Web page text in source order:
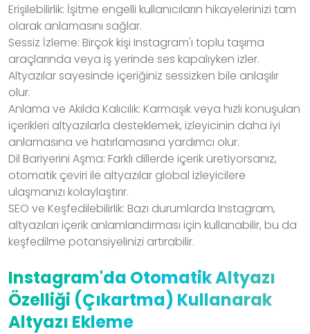
Erişilebilirlik: İşitme engelli kullanıcıların hikayelerinizi tam
olarak anlamasını sağlar.
Sessiz İzleme: Birçok kişi Instagram'ı toplu taşıma
araçlarında veya iş yerinde ses kapalıyken izler.
Altyazılar sayesinde içeriğiniz sessizken bile anlaşılır
olur.
Anlama ve Akılda Kalıcılık: Karmaşık veya hızlı konuşulan
içerikleri altyazılarla desteklemek, izleyicinin daha iyi
anlamasına ve hatırlamasına yardımcı olur.
Dil Bariyerini Aşma: Farklı dillerde içerik üretiyorsanız,
otomatik çeviri ile altyazılar global izleyicilere
ulaşmanızı kolaylaştırır.
SEO ve Keşfedilebilirlik: Bazı durumlarda Instagram,
altyazıları içerik anlamlandırması için kullanabilir, bu da
keşfedilme potansiyelinizi artırabilir.
Instagram'da Otomatik Altyazı
Özelliği (Çıkartma) Kullanarak
Altyazı Ekleme